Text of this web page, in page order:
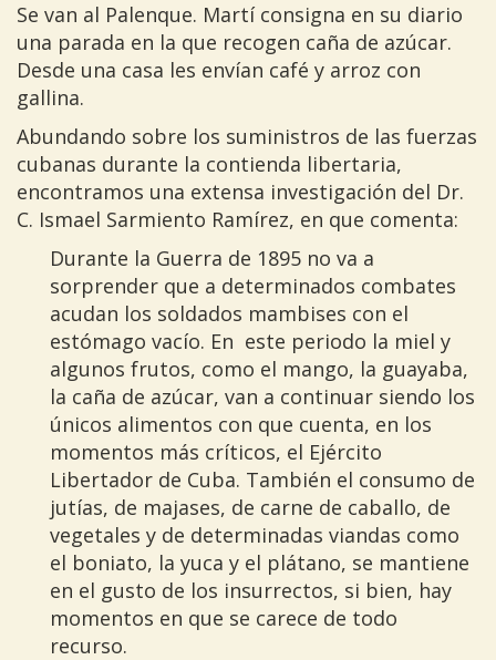
Se van al Palenque. Martí consigna en su diario
una parada en la que recogen caña de azúcar.
Desde una casa les envían café y arroz con
gallina.
Abundando sobre los suministros de las fuerzas
cubanas durante la contienda libertaria,
encontramos una extensa investigación del Dr.
C. Ismael Sarmiento Ramírez, en que comenta:
Durante la Guerra de 1895 no va a
sorprender que a determinados combates
acudan los soldados mambises con el
estómago vacío. En este periodo la miel y
algunos frutos, como el mango, la guayaba,
la caña de azúcar, van a continuar siendo los
únicos alimentos con que cuenta, en los
momentos más críticos, el Ejército
Libertador de Cuba. También el consumo de
jutías, de majases, de carne de caballo, de
vegetales y de determinadas viandas como
el boniato, la yuca y el plátano, se mantiene
en el gusto de los insurrectos, si bien, hay
momentos en que se carece de todo
recurso.